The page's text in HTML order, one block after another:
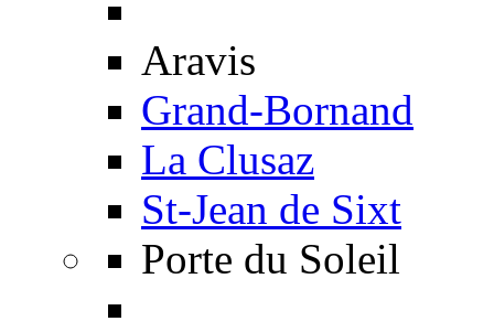
Aravis
Grand-Bornand
La Clusaz
St-Jean de Sixt
Porte du Soleil